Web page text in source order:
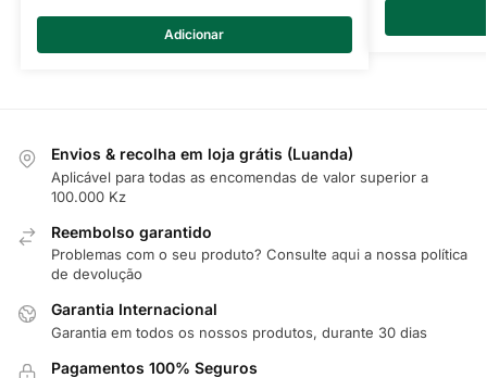
Adicionar
Envios & recolha em loja grátis (Luanda)
Aplicável para todas as encomendas de valor superior a
100.000 Kz
Reembolso garantido
Problemas com o seu produto? Consulte aqui a nossa política
de devolução
Garantia Internacional
Garantia em todos os nossos produtos, durante 30 dias
Pagamentos 100% Seguros